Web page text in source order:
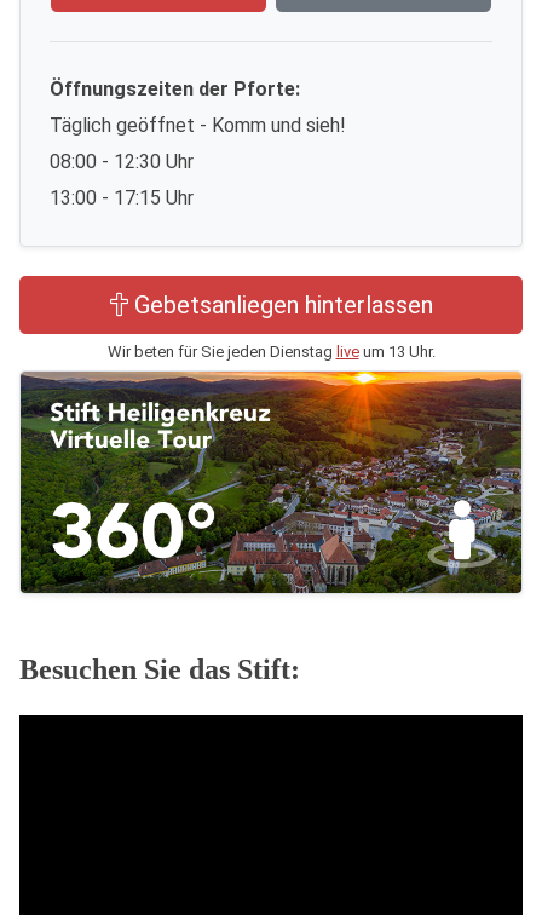
Öffnungszeiten der Pforte:
Täglich geöffnet - Komm und sieh!
08:00 - 12:30 Uhr
13:00 - 17:15 Uhr
Gebetsanliegen hinterlassen
Wir beten für Sie jeden Dienstag liveum 13 Uhr.
Besuchen Sie das Stift: